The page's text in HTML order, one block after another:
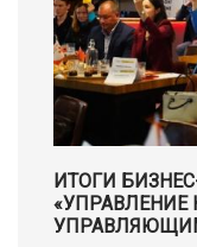
ИТОГИ